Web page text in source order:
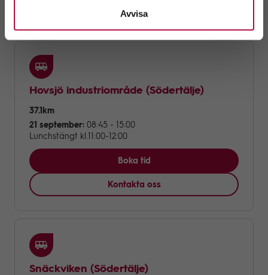
Avvisa
Hovsjö industriområde (Södertälje)
21 september: 08:45 - 15:00
Lunchstängt kl.11:00-12:00
37.1km
Boka tid
Kontakta oss
Snäckviken (Södertälje)